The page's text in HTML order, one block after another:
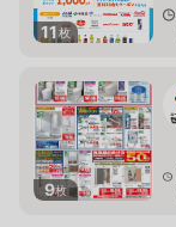
11枚
9枚